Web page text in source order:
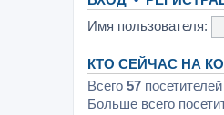
Имя пользователя:
КТО СЕЙЧАС НА
Всего 57
Больше всего